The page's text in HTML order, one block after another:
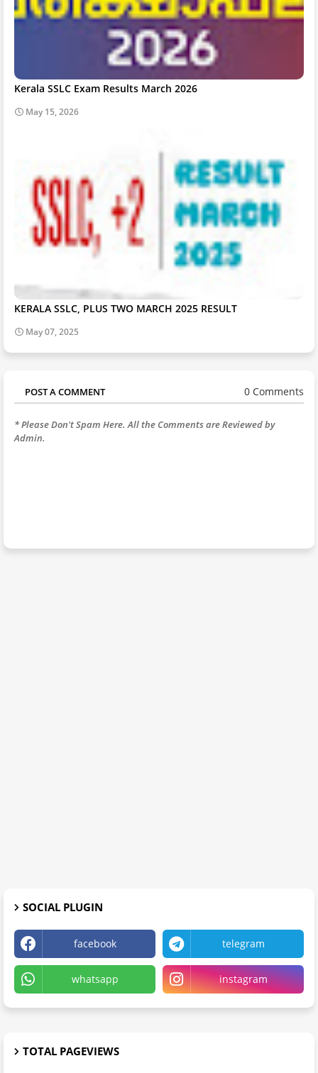
Kerala SSLC Exam Results March 2026
May 15, 2026
KERALA SSLC, PLUS TWO MARCH 2025 RESULT
May 07, 2025
POST A COMMENT 0 Comments
* Please Don't Spam Here. All the Comments are Reviewed by
Admin.
SOCIAL PLUGIN
facebook telegram
whatsapp instagram
TOTAL PAGEVIEWS